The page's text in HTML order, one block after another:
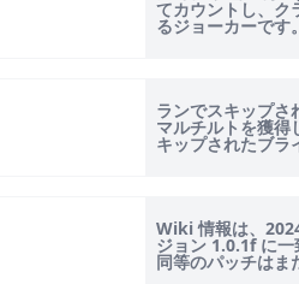
てカウントし、ク
るジョーカーです
べてのジョーカー
ランでスキップさ
マルチルトを獲得
キップされたブラ
ンメニューに移...
Wiki 情報は、
ジョン 1.0.1f に
同等のパッチはま